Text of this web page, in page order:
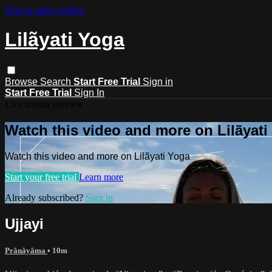
Skip to main content
Lilãyati Yoga
Browse Search Start Free Trial Sign in
Start Free Trial Sign In
Watch this video and more on Lilãyati
Watch this video and more on Lilãyati Yoga
Start your free trial Learn more
Already subscribed? Sign in
Ujjayi
Prânâyâma • 10m